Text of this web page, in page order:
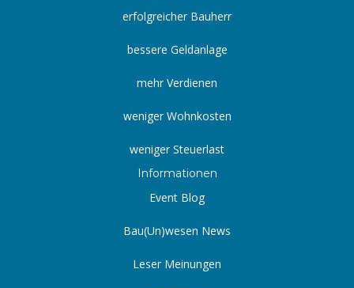
erfolgreicher Bauherr
bessere Geldanlage
mehr Verdienen
weniger Wohnkosten
weniger Steuerlast
Informationen
Event Blog
Bau(Un)wesen News
Leser Meinungen